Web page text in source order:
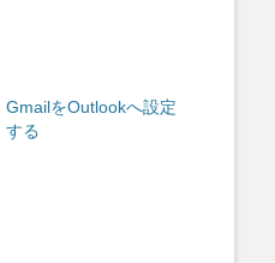
GmailをOutlookへ設定
する